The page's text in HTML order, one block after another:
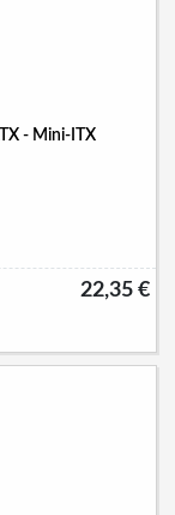
- Mini-ITX
22,35 €